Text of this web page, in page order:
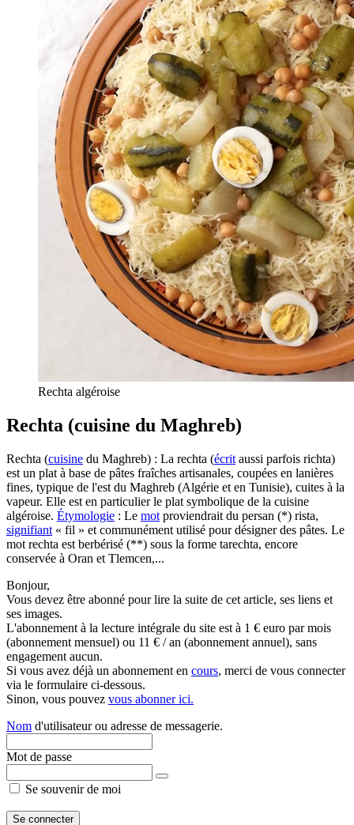
Rechta algéroise
Rechta (cuisine du Maghreb)
Rechta (cuisine du Maghreb) : La rechta (écrit aussi parfois richta)
est un plat à base de pâtes fraîches artisanales, coupées en lanières
fines, typique de l'est du Maghreb (Algérie et en Tunisie), cuites à la
vapeur. Elle est en particulier le plat symbolique de la cuisine
algéroise. Étymologie : Le mot proviendrait du persan (*) rista,
signifiant « fil » et communément utilisé pour désigner des pâtes. Le
mot rechta est berbérisé (**) sous la forme tarechta, encore
conservée à Oran et Tlemcen,...
Bonjour,
Vous devez être abonné pour lire la suite de cet article, ses liens et
ses images.
L'abonnement à la lecture intégrale du site est à 1 € euro par mois
(abonnement mensuel) ou 11 € / an (abonnement annuel), sans
engagement aucun.
Si vous avez déjà un abonnement en cours, merci de vous connecter
via le formulaire ci-dessous.
Sinon, vous pouvez vous abonner ici.
Nom d'utilisateur ou adresse de messagerie.
Mot de passe
Se souvenir de moi